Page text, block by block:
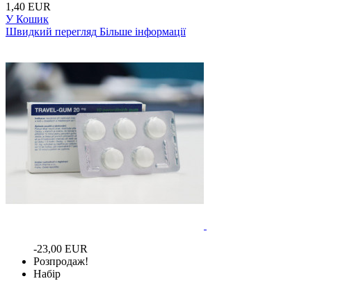
1,40 EUR
У Кошик
Швидкий перегляд Більше інформації
-23,00 EUR
Розпродаж!
Набір